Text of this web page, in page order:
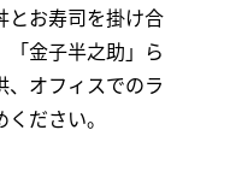
とお寿司を掛け合
「金子半之助」ら
、オフィスでのラ
ださい。